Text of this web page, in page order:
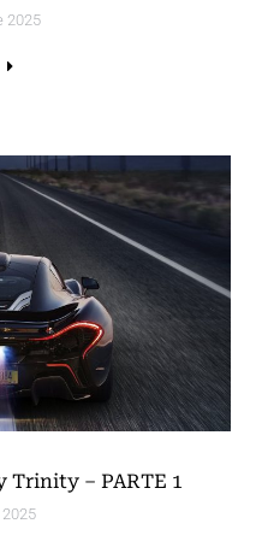
2025
Trinity – PARTE 1